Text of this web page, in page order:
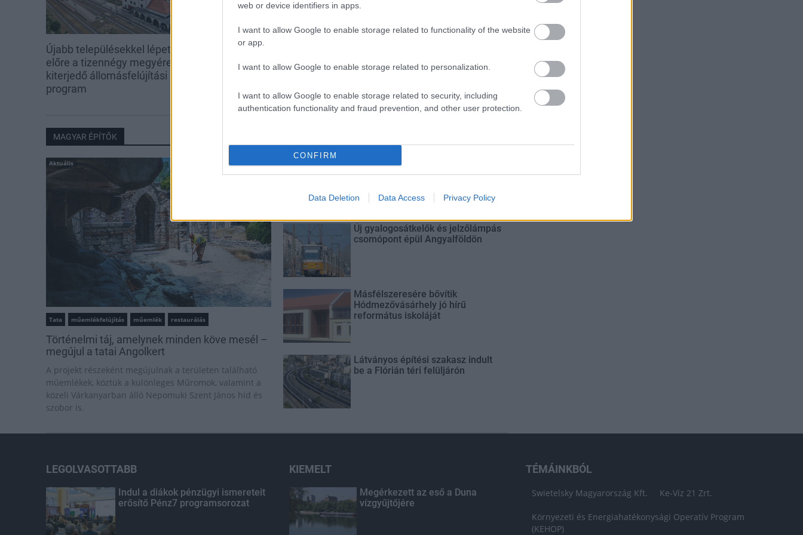
web or device identifiers in apps.
I want to allow Google to enable storage related to functionality of the website
or app.
I want to allow Google to enable storage related to personalization.
I want to allow Google to enable storage related to security, including
authentication functionality and fraud prevention, and other user protection.
CONFIRM
Data Deletion Data Access Privacy Policy
Újabb településekkel lépett
előre a tizennégy megyére
kiterjedő állomásfelújítási
program
Regionális nagyvállalatok
útjára lépett a Duna Group
MAGYAR ÉPÍTŐK
Aktuális
Tata műemlékfelújítás műemlék restaurálás
Történelmi táj, amelynek minden köve mesél –
megújul a tatai Angolkert
A projekt részeként megújulnak a területen található
műemlékek, köztük a különleges Műromok, valamint a
közeli Várkanyarban álló Nepomuki Szent János híd és
szobor is.
M1 bővítés: már zajlik a teljesen új
Bicske Kelet csomópont építése
Új gyalogosátkelők és jelzőlámpás
csomópont épül Angyalföldön
Másfélszeresére bővítik
Hódmezővásárhely jó hírű
református iskoláját
Látványos építési szakasz indult
be a Flórián téri felüljárón
LEGOLVASOTTABB
Indul a diákok pénzügyi ismereteit
erősítő Pénz7 programsorozat
KIEMELT
Megérkezett az eső a Duna
vízgyűjtőjére
TÉMÁINKBÓL
Swietelsky Magyarország Kft. Ke-Víz 21 Zrt.
Környezeti és Energiahatékonysági Operatív Program
(KEHOP)